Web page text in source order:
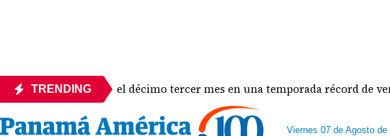
TRENDING
convertir el décimo tercer mes en una temporada récord de ventas
Viernes 07 de Agosto de